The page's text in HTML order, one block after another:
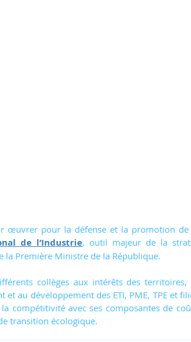
œuvrer pour la défense et la promotion de
de l’Industrie, outil majeur de la
la Première Ministre de la République.
collèges aux intérêts des territoires,
au développement des ETI, PME, TPE et
compétitivité avec ses composantes de
transition écologique.